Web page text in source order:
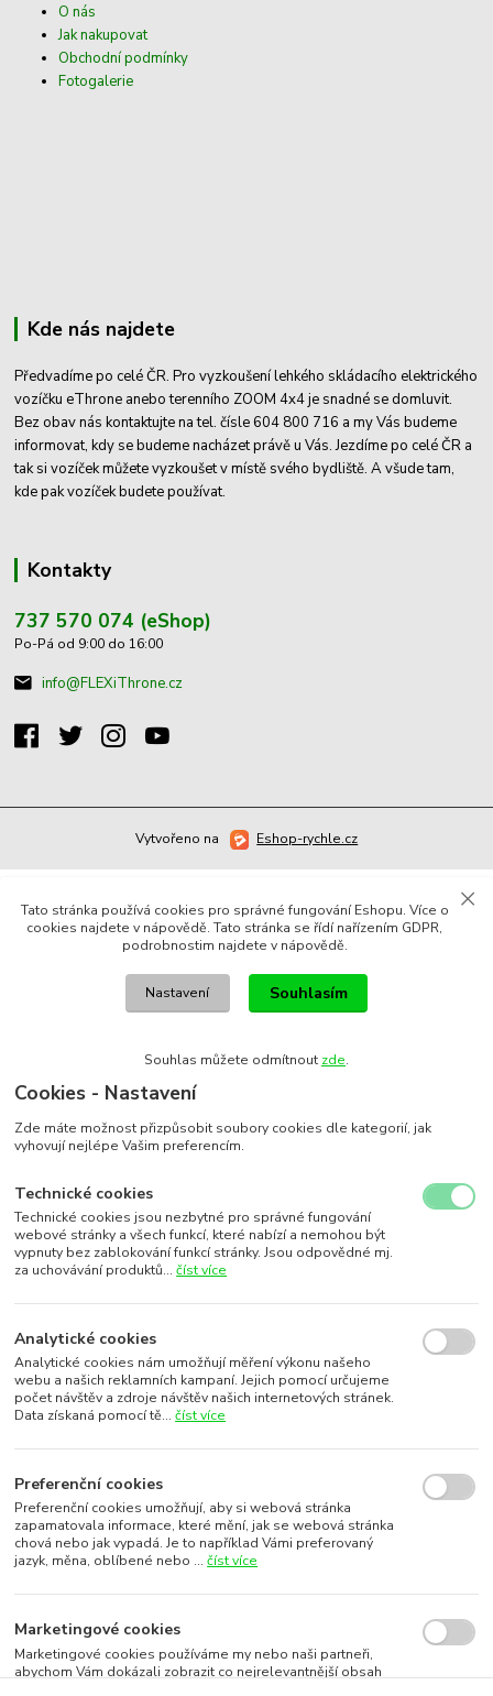
O nás
Jak nakupovat
Obchodní podmínky
Fotogalerie
Kde nás najdete
Předvadíme po celé ČR. Pro vyzkoušení lehkého skládacího elektrického
vozíčku eThrone anebo terenního ZOOM 4x4 je snadné se domluvit.
Bez obav nás kontaktujte na tel. čísle 604 800 716 a my Vás budeme
informovat, kdy se budeme nacházet právě u Vás. Jezdíme po celé ČR a
tak si vozíček můžete vyzkoušet v místě svého bydliště. A všude tam,
kde pak vozíček budete používat.
Kontakty
737 570 074 (eShop)
Po-Pá od 9:00 do 16:00
info@FLEXiThrone.cz
Vytvořeno na Eshop-rychle.cz
Tato stránka používá cookies pro správné fungování Eshopu. Více o
cookies najdete v nápovědě. Tato stránka se řídí nařízením GDPR,
podrobnostim najdete v nápovědě.
Nastavení Souhlasím
Souhlas můžete odmítnout zde.
Cookies - Nastavení
Zde máte možnost přizpůsobit soubory cookies dle kategorií, jak
vyhovují nejlépe Vašim preferencím.
Technické cookies
Technické cookies jsou nezbytné pro správné fungování
webové stránky a všech funkcí, které nabízí a nemohou být
vypnuty bez zablokování funkcí stránky. Jsou odpovědné mj.
za uchovávání produktů...číst více
Analytické cookies
Analytické cookies nám umožňují měření výkonu našeho
webu a našich reklamních kampaní. Jejich pomocí určujeme
počet návštěv a zdroje návštěv našich internetových stránek.
Data získaná pomocí tě...číst více
Preferenční cookies
Preferenční cookies umožňují, aby si webová stránka
zapamatovala informace, které mění, jak se webová stránka
chová nebo jak vypadá. Je to například Vámi preferovaný
jazyk, měna, oblíbené nebo ...číst více
Marketingové cookies
Marketingové cookies používáme my nebo naši partneři,
abychom Vám dokázali zobrazit co nejrelevantnější obsah